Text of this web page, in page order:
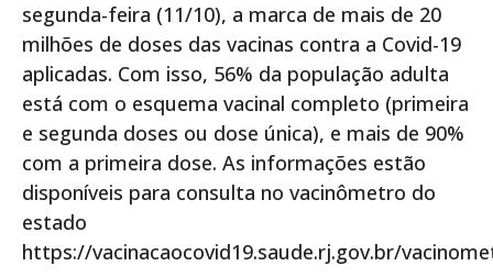
segunda-feira (11/10), a marca de mais de 20
milhões de doses das vacinas contra a Covid-19
aplicadas. Com isso, 56% da população adulta
está com o esquema vacinal completo (primeira
e segunda doses ou dose única), e mais de 90%
com a primeira dose. As informações estão
disponíveis para consulta no vacinômetro do
estado
https://vacinacaocovid19.saude.rj.gov.br/